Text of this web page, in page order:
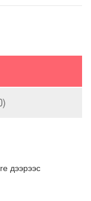
дээрээс